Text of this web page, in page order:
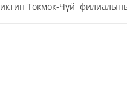
Токмок-Чүй